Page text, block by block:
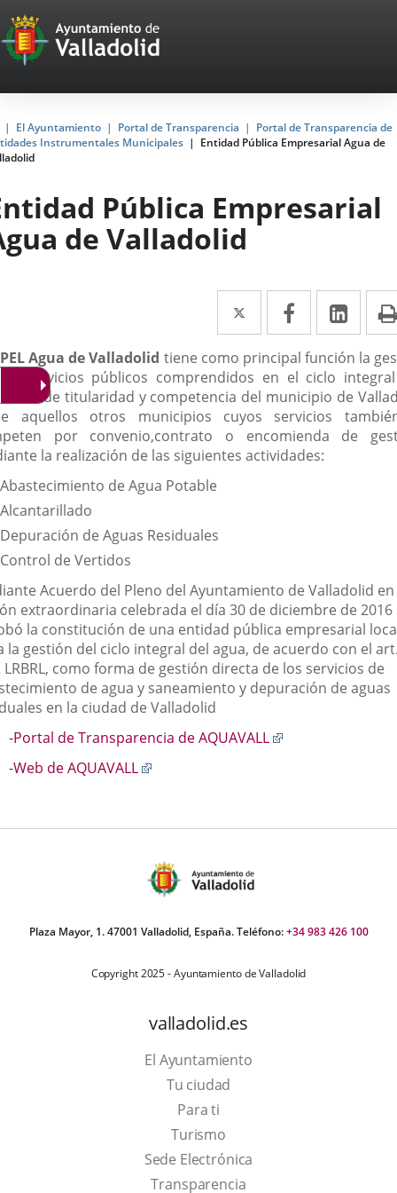
Portal
Web
del
Ayuntamiento
de
Valladolid
El Ayuntamiento Portal de Transparencia
Portal de Transparencia de
Instrumentales Municipales
Entidad Pública Empresarial Agua de
Pública Empresarial
de Valladolid
Twitter
Enlace
a
una
aplicación
externa.
Facebook
Enlace
a
una
aplicación
externa.
a
una
Agua de Valladolid tiene como principal función la
servicios públicos comprendidos en el ciclo
son de titularidad y competencia del municipio de
aquellos otros municipios cuyos servicios
por convenio,contrato o encomienda de
la realización de las siguientes actividades:
Abastecimiento de Agua Potable
Alcantarillado
Depuración de Aguas Residuales
Control de Vertidos
Acuerdo del Pleno del Ayuntamiento de Valladolid en
extraordinaria celebrada el día 30 de diciembre de 2016
la constitución de una entidad pública empresarial
la gestión del ciclo integral del agua, de acuerdo con el
LRBRL, como forma de gestión directa de los servicios de
de agua y saneamiento y depuración de aguas
en la ciudad de Valladolid
-Portal de Transparencia de AQUAVALL
-Web de AQUAVALL
aplicación
Plaza Mayor, 1. 47001 Valladolid, España. Teléfono:+34 983 426 100
Copyright 2025 - Ayuntamiento de Valladolid
valladolid.es
El Ayuntamiento
Tu ciudad
Para ti
TurismoThis
link
will
Sede Electrónica
Transparencia